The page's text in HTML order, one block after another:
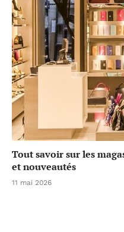
Tout savoir sur les
et nouveautés
11 mai 2026